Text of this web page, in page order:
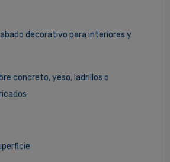
decorativo para interiores y
concreto, yeso, ladrillos o